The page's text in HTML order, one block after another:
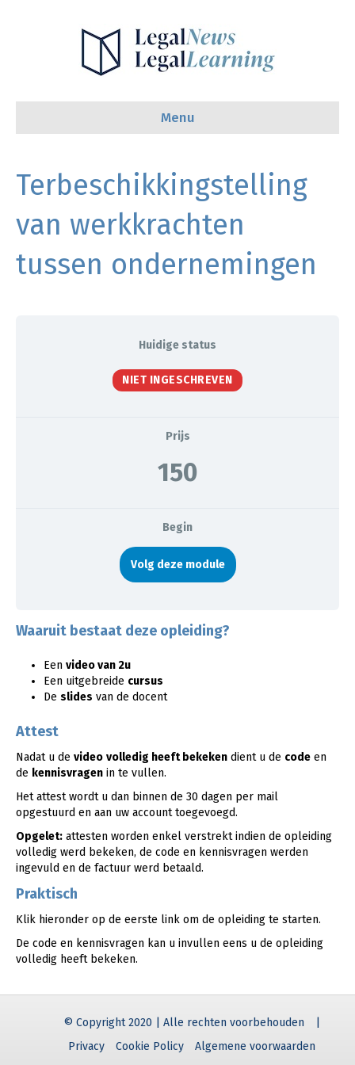
Menu
Terbeschikkingstelling
van werkkrachten
tussen ondernemingen
Huidige status
NIET INGESCHREVEN
Prijs
150
Begin
Volg deze module
Waaruit bestaat deze opleiding?
Een video van 2u
Een uitgebreide cursus
De slides van de docent
Attest
Nadat u de video volledig heeft bekeken dient u de code en
de kennisvragen in te vullen.
Het attest wordt u dan binnen de 30 dagen per mail
opgestuurd en aan uw account toegevoegd.
Opgelet: attesten worden enkel verstrekt indien de opleiding
volledig werd bekeken, de code en kennisvragen werden
ingevuld en de factuur werd betaald.
Praktisch
Klik hieronder op de eerste link om de opleiding te starten.
De code en kennisvragen kan u invullen eens u de opleiding
volledig heeft bekeken.
© Copyright 2020 | Alle rechten voorbehouden
Privacy
Cookie Policy
Algemene voorwaarden